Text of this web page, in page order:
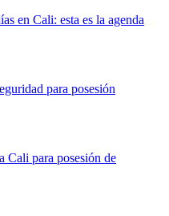
en Cali: esta es la agenda
para posesión
Cali para posesión de